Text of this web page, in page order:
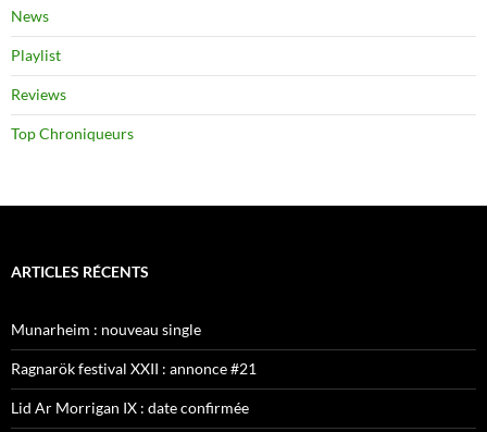
News
Playlist
Reviews
Top Chroniqueurs
ARTICLES RÉCENTS
Munarheim : nouveau single
Ragnarök festival XXII : annonce #21
Lid Ar Morrigan IX : date confirmée